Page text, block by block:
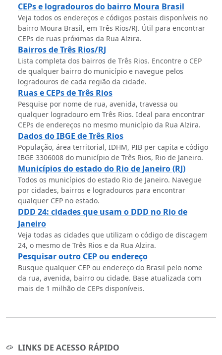
CEPs e logradouros do bairro Moura Brasil
Veja todos os endereços e códigos postais disponíveis no
bairro Moura Brasil, em Três Rios/RJ. Útil para encontrar
CEPs de ruas próximas da Rua Alzira.
Bairros de Três Rios/RJ
Lista completa dos bairros de Três Rios. Encontre o CEP
de qualquer bairro do município e navegue pelos
logradouros de cada região da cidade.
Ruas e CEPs de Três Rios
Pesquise por nome de rua, avenida, travessa ou
qualquer logradouro em Três Rios. Ideal para encontrar
CEPs de endereços no mesmo município da Rua Alzira.
Dados do IBGE de Três Rios
População, área territorial, IDHM, PIB per capita e código
IBGE 3306008 do município de Três Rios, Rio de Janeiro.
Municípios do estado do Rio de Janeiro (RJ)
Todos os municípios do estado Rio de Janeiro. Navegue
por cidades, bairros e logradouros para encontrar
qualquer CEP no estado.
DDD 24: cidades que usam o DDD no Rio de
Janeiro
Veja todas as cidades que utilizam o código de discagem
24, o mesmo de Três Rios e da Rua Alzira.
Pesquisar outro CEP ou endereço
Busque qualquer CEP ou endereço do Brasil pelo nome
da rua, avenida, bairro ou cidade. Base atualizada com
mais de 1 milhão de CEPs disponíveis.
LINKS DE ACESSO RÁPIDO